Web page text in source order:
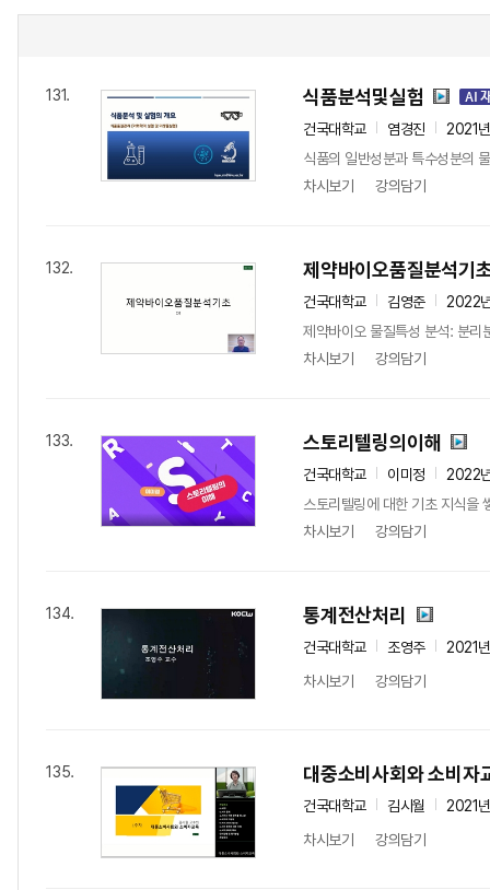
131. 식품분석및실험
건국대학교 염경진
2021
식품의 일반성분과 특수성분의
차시보기
강의담기
132. 제약바이오품질분석기
건국대학교 김영준
2022
제약바이오 물질특성 분석: 분
차시보기
강의담기
133. 스토리텔링의이해
건국대학교 이미정
2022
스토리텔링에 대한 기초 지식을
차시보기
강의담기
134. 통계전산처리
건국대학교 조영주
2021
차시보기
강의담기
135. 대중소비사회와 소비자
건국대학교 김시월
2021
차시보기
강의담기